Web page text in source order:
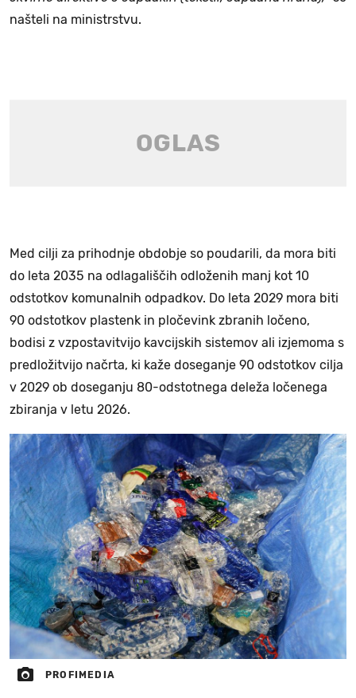
našteli na ministrstvu.
Med cilji za prihodnje obdobje so poudarili, da mora biti
do leta 2035 na odlagališčih odloženih manj kot 10
odstotkov komunalnih odpadkov. Do leta 2029 mora biti
90 odstotkov plastenk in pločevink zbranih ločeno,
bodisi z vzpostavitvijo kavcijskih sistemov ali izjemoma s
predložitvijo načrta, ki kaže doseganje 90 odstotkov cilja
v 2029 ob doseganju 80-odstotnega deleža ločenega
zbiranja v letu 2026.
PROFIMEDIA